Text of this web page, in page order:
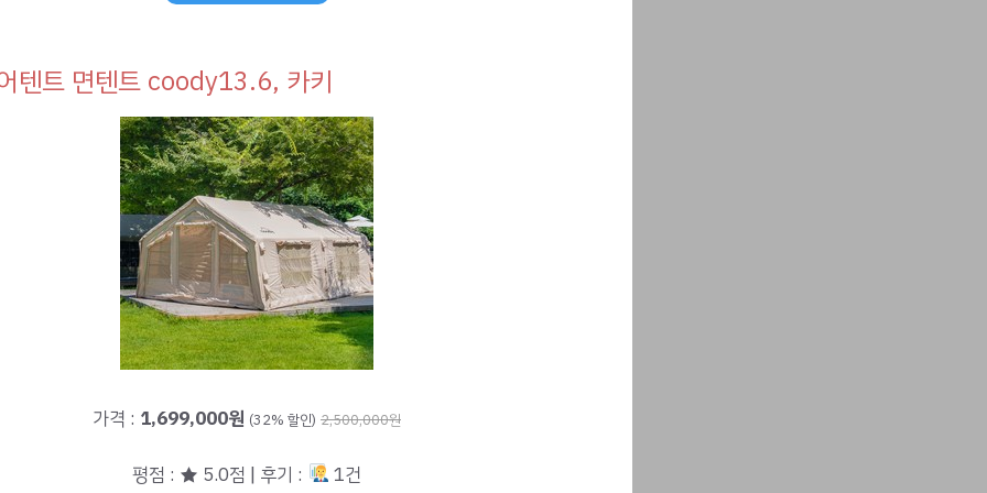
텐트 면텐트 coody13.6, 카키
가격 : 1,699,000원 (32% 할인) 2,500,000원
평점 : ★ 5.0점 | 후기 : 1건